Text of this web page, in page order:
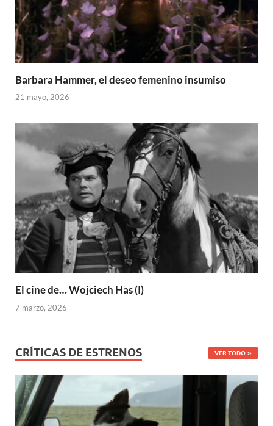
Barbara Hammer, el deseo femenino insumiso
21 mayo, 2026
El cine de… Wojciech Has (I)
7 marzo, 2026
CRÍTICAS DE ESTRENOS VER TODO